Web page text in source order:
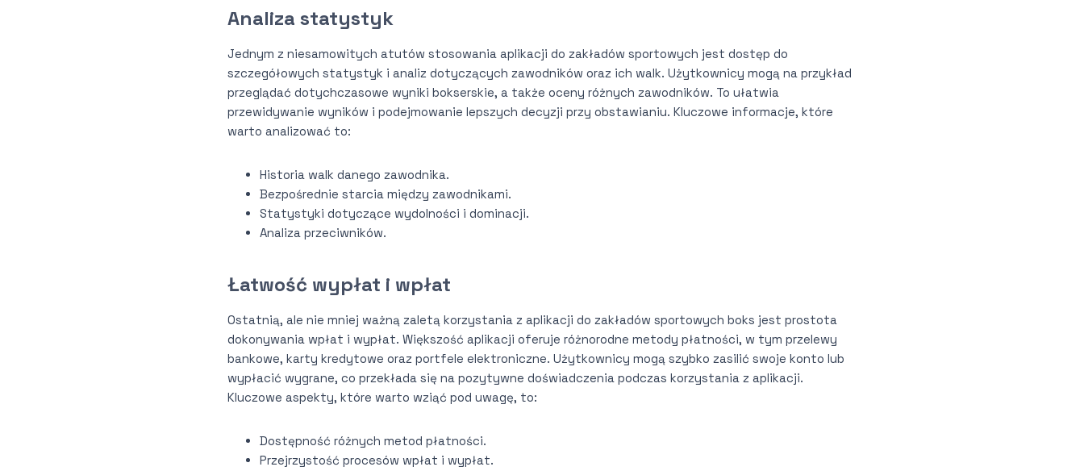
Analiza statystyk
Jednym z niesamowitych atutów stosowania aplikacji do zakładów sportowych jest dostęp do
szczegółowych statystyk i analiz dotyczących zawodników oraz ich walk. Użytkownicy mogą na przykład
przeglądać dotychczasowe wyniki bokserskie, a także oceny różnych zawodników. To ułatwia
przewidywanie wyników i podejmowanie lepszych decyzji przy obstawianiu. Kluczowe informacje, które
warto analizować to:
Historia walk danego zawodnika.
Bezpośrednie starcia między zawodnikami.
Statystyki dotyczące wydolności i dominacji.
Analiza przeciwników.
Łatwość wypłat i wpłat
Ostatnią, ale nie mniej ważną zaletą korzystania z aplikacji do zakładów sportowych boks jest prostota
dokonywania wpłat i wypłat. Większość aplikacji oferuje różnorodne metody płatności, w tym przelewy
bankowe, karty kredytowe oraz portfele elektroniczne. Użytkownicy mogą szybko zasilić swoje konto lub
wypłacić wygrane, co przekłada się na pozytywne doświadczenia podczas korzystania z aplikacji.
Kluczowe aspekty, które warto wziąć pod uwagę, to:
Dostępność różnych metod płatności.
Przejrzystość procesów wpłat i wypłat.